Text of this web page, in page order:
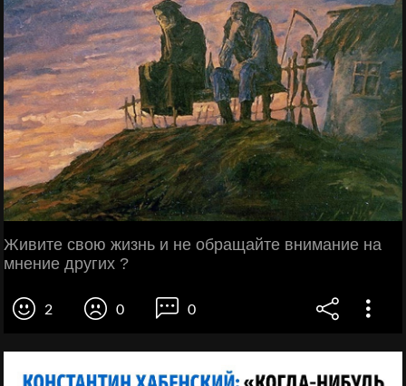
Живите свою жизнь и не обращайте внимание на
мнение других ?
2 0 0